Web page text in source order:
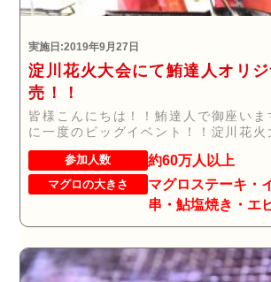
実施日:2019年9月27日
淀川花火大会にて鮪達人オリ
売！！
皆様こんにちは！！鮪達人で御座いま
に一度のビッグイベント！！淀川花火
オリ...
参加人数 約60万人以上
マグロの大きさ
マグロステーキ・
串・鮎塩焼き・エ